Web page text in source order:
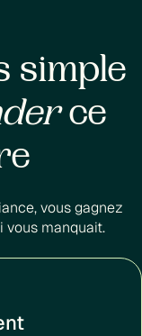
simple
ce
vous gagnez
vous manquait.